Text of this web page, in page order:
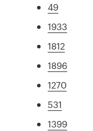
49
1933
1812
1896
1270
531
1399